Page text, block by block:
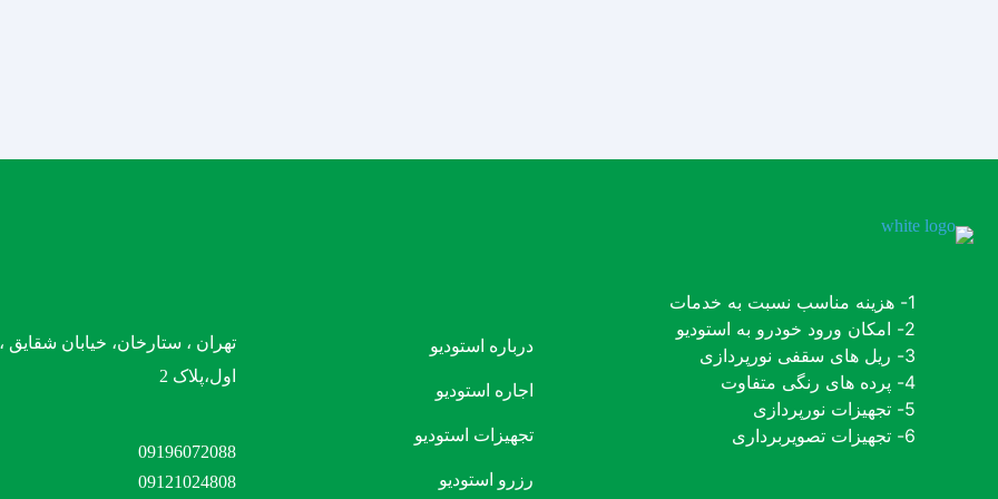
1- هزینه مناسب نسبت به خدمات
2- امکان ورود خودرو به استودیو
3- ریل های سقفی نورپردازی
4- پرده های رنگی متفاوت
5- تجهیزات نورپردازی
6- تجهیزات تصویربرداری
درباره استودیو
اجاره استودیو
تجهیزات استودیو
رزرو استودیو
تهران ، ستارخان، خیابان
اول،پلاک 2
09196072088
09121024808